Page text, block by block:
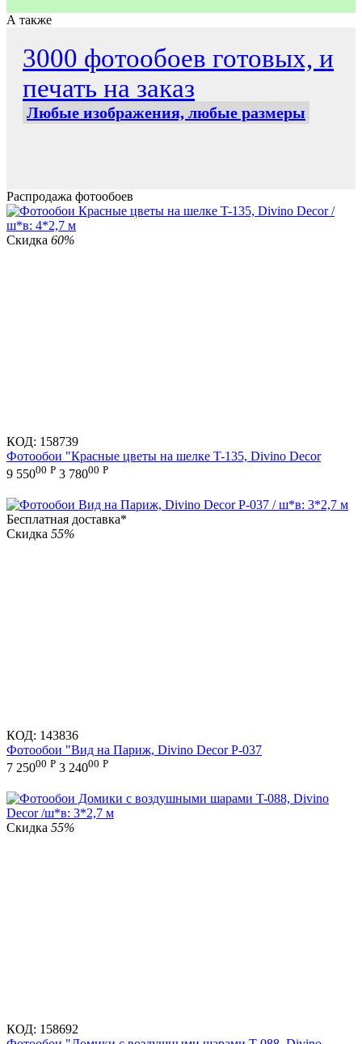
А также
3000 фотообоев готовых, и
печать на заказ
Любые изображения, любые размеры
Распродажа фотообоев
Скидка 60%
КОД: 158739
Фотообои "Красные цветы на шелке T-135, Divino Decor
9 55000 Р 3 78000 Р
Бесплатная доставка*
Скидка 55%
КОД: 143836
Фотообои "Вид на Париж, Divino Decor P-037
7 25000 Р 3 24000 Р
Скидка 55%
КОД: 158692